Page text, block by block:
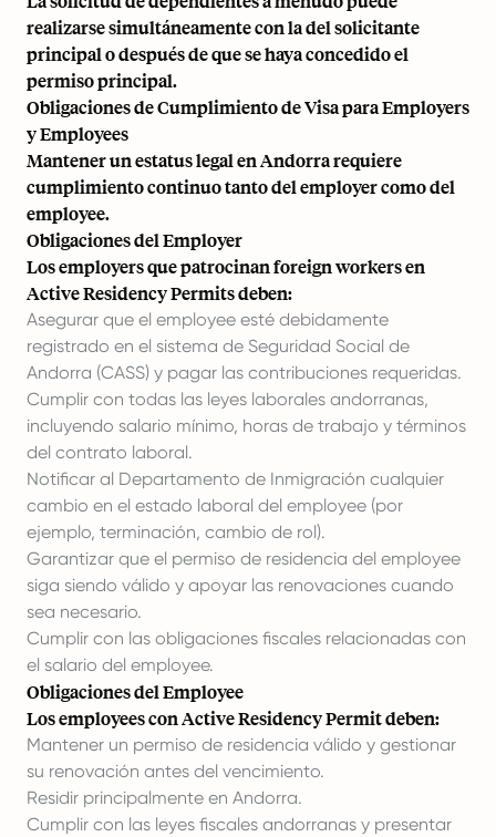
realizarse simultáneamente con la del solicitante
principal o después de que se haya concedido el
permiso principal.
Obligaciones de Cumplimiento de Visa para Employers
y Employees
Mantener un estatus legal en Andorra requiere
cumplimiento continuo tanto del employer como del
employee.
Obligaciones del Employer
Los employers que patrocinan foreign workers en
Active Residency Permits deben:
Asegurar que el employee esté debidamente
registrado en el sistema de Seguridad Social de
Andorra (CASS) y pagar las contribuciones requeridas.
Cumplir con todas las leyes laborales andorranas,
incluyendo salario mínimo, horas de trabajo y términos
del contrato laboral.
Notificar al Departamento de Inmigración cualquier
cambio en el estado laboral del employee (por
ejemplo, terminación, cambio de rol).
Garantizar que el permiso de residencia del employee
siga siendo válido y apoyar las renovaciones cuando
sea necesario.
Cumplir con las obligaciones fiscales relacionadas con
el salario del employee.
Obligaciones del Employee
Los employees con Active Residency Permit deben:
Mantener un permiso de residencia válido y gestionar
su renovación antes del vencimiento.
Residir principalmente en Andorra.
Cumplir con las leyes fiscales andorranas y presentar